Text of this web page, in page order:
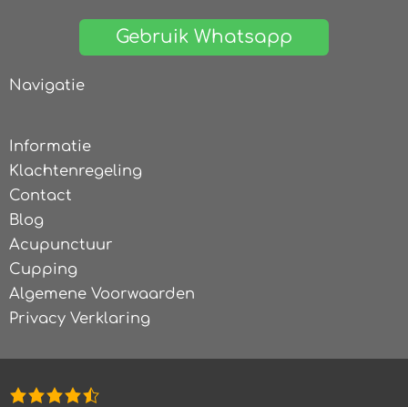
Gebruik Whatsapp
Navigatie
Informatie
Klachtenregeling
Contact
Blog
Acupunctuur
Cupping
Algemene Voorwaarden
Privacy Verklaring
4,8